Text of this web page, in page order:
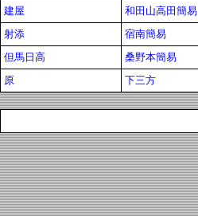
建屋
和田山高田簡易
射添
宿南簡易
但馬日高
桑野本簡易
原
下三方